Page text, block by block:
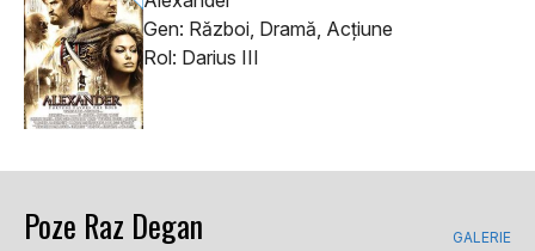
Gen: Război, Dramă, Acţiune
Rol: Darius III
Poze Raz Degan GALERIE